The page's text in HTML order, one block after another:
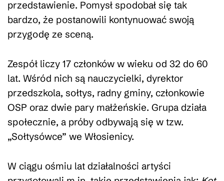
przedstawienie. Pomysł spodobał się tak
bardzo, że postanowili kontynuować swoją
przygodę ze sceną.
Zespół liczy 17 członków w wieku od 32 do 60
lat. Wśród nich są nauczycielki, dyrektor
przedszkola, sołtys, radny gminy, członkowie
OSP oraz dwie pary małżeńskie. Grupa działa
społecznie, a próby odbywają się w tzw.
„Sołtysówce” we Włosienicy.
W ciągu ośmiu lat działalności artyści